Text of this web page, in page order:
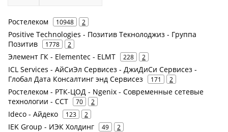
Ростелеком 10948 2
Positive Technologies - Позитив Текнолоджиз - Группа
Позитив
1778 2
Элемент ГК - Elementec - ELMT 228 2
ICL Services - АйСиЭл Сервисез - ДжиДиСи Сервисез -
Глобал Дата Консалтинг энд Сервисез
171 2
Ростелеком - РТК-ЦОД - Ngenix - Современные сетевые
технологии - ССТ
70 2
Ideco - Айдеко 123 2
IEK Group - ИЭК Холдинг 49 2